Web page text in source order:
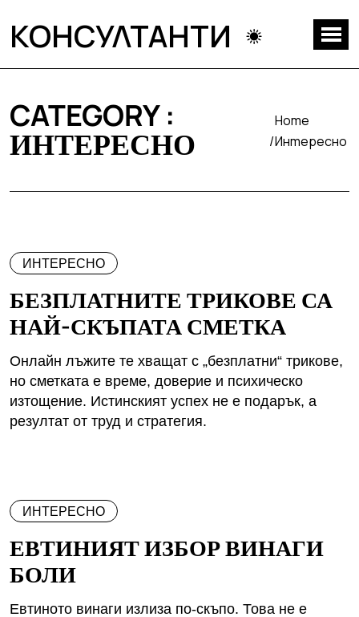
КОНСУЛТАНТИ
CATEGORY :
ИНТЕРЕСНО
Home
Интересно
ИНТЕРЕСНО
БЕЗПЛАТНИТЕ ТРИКОВЕ СА
НАЙ-СКЪПАТА СМЕТКА
Онлайн лъжите те хващат с „безплатни“ трикове,
но сметката е време, доверие и психическо
изтощение. Истинският успех не е подарък, а
резултат от труд и стратегия.
ИНТЕРЕСНО
ЕВТИНИЯТ ИЗБОР ВИНАГИ
БОЛИ
Евтиното винаги излиза по-скъпо. Това не е